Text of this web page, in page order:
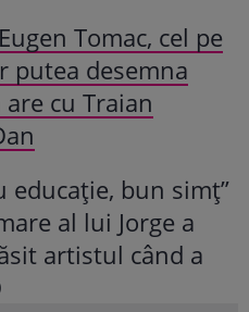
Tomac, cel pe
putea desemna
cu Traian